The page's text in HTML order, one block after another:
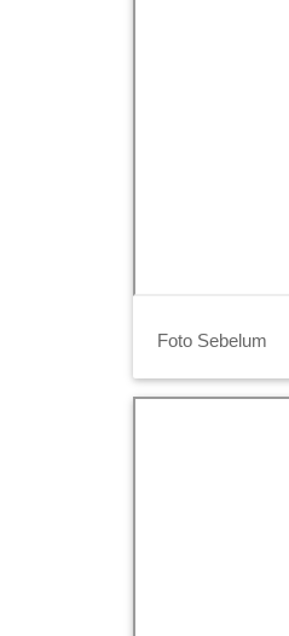
Foto Sebelum